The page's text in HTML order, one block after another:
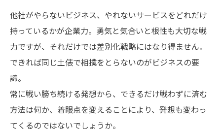
他社がやらないビジネス、やれないサービスをどれだけ
持っているかが企業力。勇気と気合いと根性も大切な戦
力ですが、それだけでは差別化戦略にはなり得ません。
できれば同じ土俵で相撲をとらないのがビジネスの要
諦。
常に戦い勝ち続ける発想から、できるだけ戦わずに済む
方法は何か、着眼点を変えることにより、発想も変わっ
てくるのではないでしょうか。